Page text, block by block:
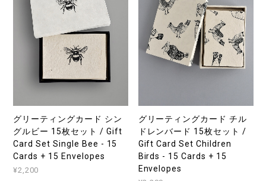
グリーティングカード シン
グルビー 15枚セット / Gift
Card Set Single Bee - 15
Cards + 15 Envelopes
¥2,200
グリーティングカード チル
ドレンバード 15枚セット /
Gift Card Set Children
Birds - 15 Cards + 15
Envelopes